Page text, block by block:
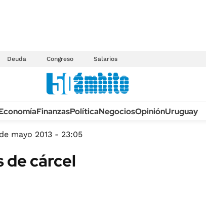
Deuda Congreso Salarios
TECNOLOGÍA
MÉXICO
MUNDO
FinanzasPolíticaNegociosOpiniónUruguay
mayo 2013 - 23:05
de cárcel